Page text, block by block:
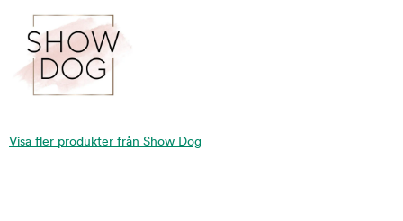
Visa fler produkter från Show Dog